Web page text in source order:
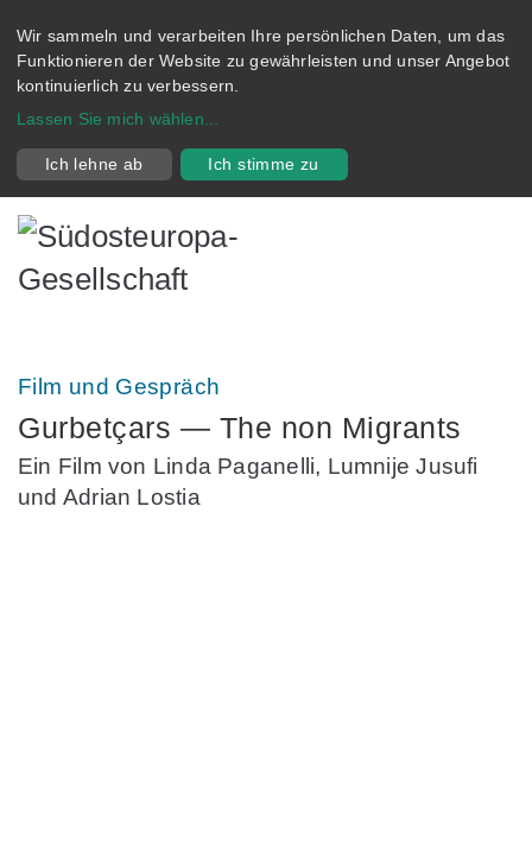
Wir sammeln und verarbeiten Ihre persönlichen Daten, um das
Funktionieren der Website zu gewährleisten und unser Angebot
kontinuierlich zu verbessern.
Lassen Sie mich wählen
Ich lehne ab Ich stimme zu
Film und Gespräch
Gurbetçars — The non Migrants
Ein Film von Linda Paganelli, Lumnije Jusufi
und Adrian Lostia